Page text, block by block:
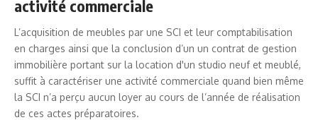
activité commerciale
L’acquisition de meubles par une SCI et leur comptabilisation
en charges ainsi que la conclusion d’un un contrat de gestion
immobilière portant sur la location d'un studio neuf et meublé,
suffit à caractériser une activité commerciale quand bien même
la SCI n’a perçu aucun loyer au cours de l’année de réalisation
de ces actes préparatoires.